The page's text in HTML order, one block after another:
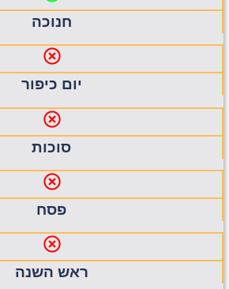
חנוכה
יום כיפור
סוכות
פסח
ראש השנה